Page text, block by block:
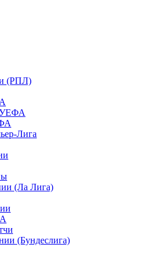
(РПЛ)
УЕФА
Лига
(Ла Лига)
(Бундеслига)